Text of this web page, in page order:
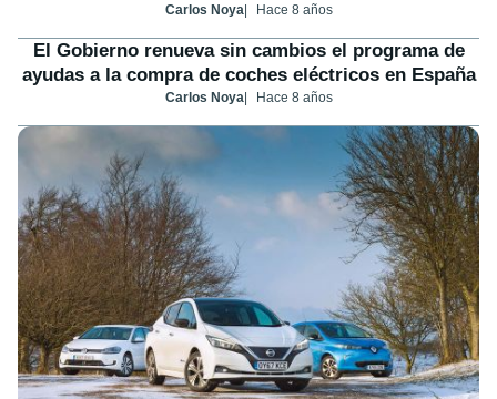
Carlos Noya Hace 8 años
El Gobierno renueva sin cambios el programa de
ayudas a la compra de coches eléctricos en España
Carlos Noya Hace 8 años